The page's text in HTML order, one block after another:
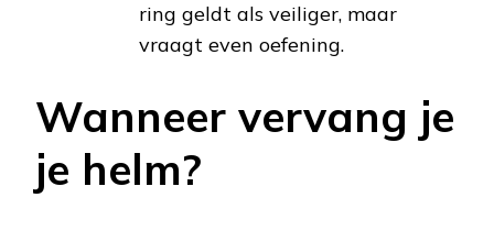
ring geldt als veiliger, maar
vraagt even oefening.
Wanneer vervang je
je helm?